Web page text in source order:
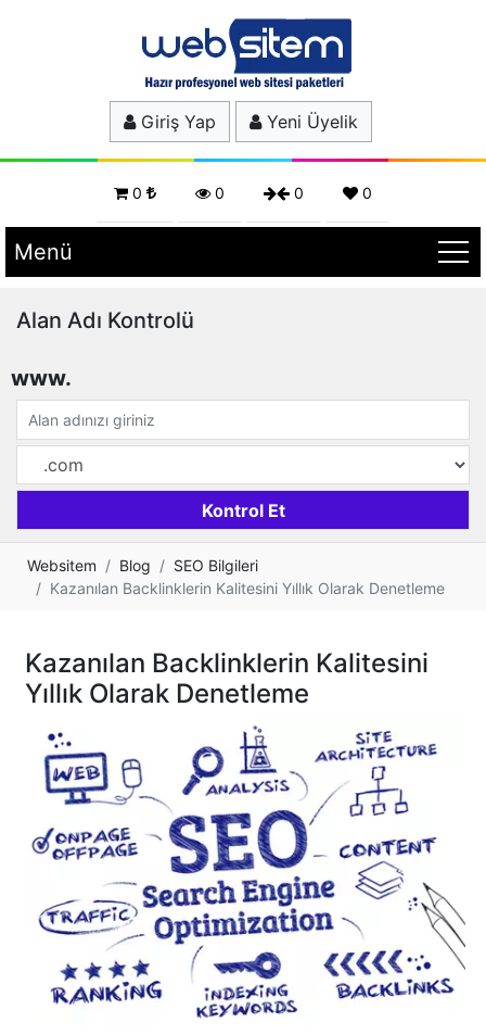
Giriş Yap Yeni Üyelik
0 0 0 0
Menü
Alan Adı Kontrolü
www.
Websitem Blog
SEO Bilgileri
Kazanılan Backlinklerin Kalitesini Yıllık Olarak Denetleme
Kazanılan Backlinklerin Kalitesini
Yıllık Olarak Denetleme